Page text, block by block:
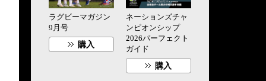
ラグビーマガジン
9月号
購入
ネーションズチャ
ンピオンシップ
2026パーフェクト
ガイド
購入